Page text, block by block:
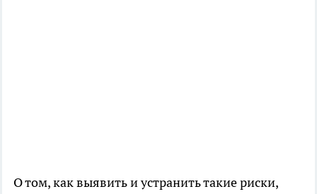
О том, как выявить и устранить такие риски,